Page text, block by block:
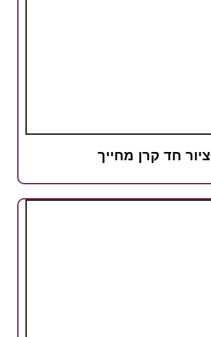
ציור חד קרן מחייך